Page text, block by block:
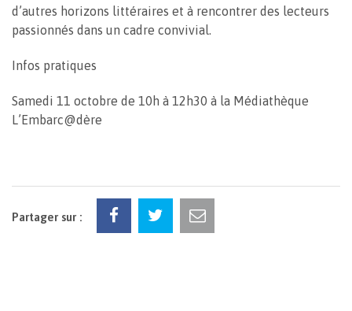
d’autres horizons littéraires et à rencontrer des lecteurs
passionnés dans un cadre convivial.
Infos pratiques
Samedi 11 octobre de 10h à 12h30 à la Médiathèque
L’Embarc@dère
Partager sur :